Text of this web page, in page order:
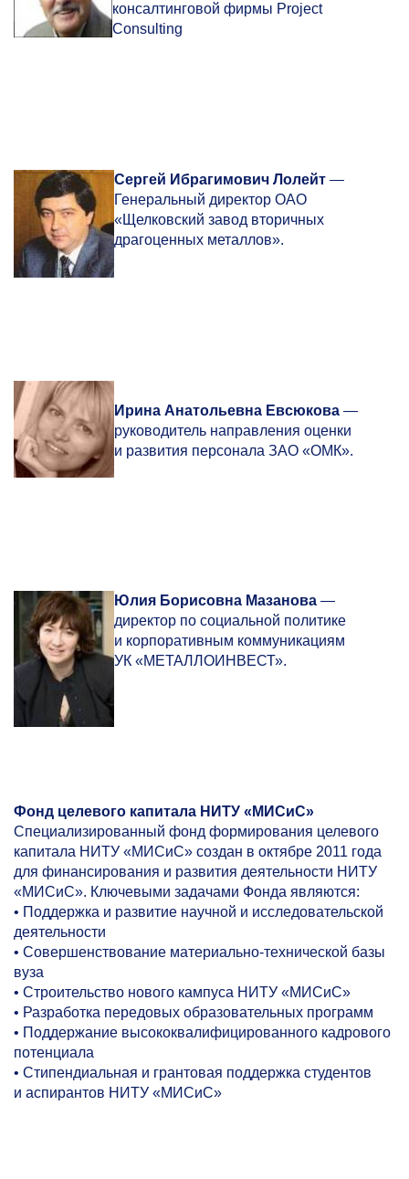
консалтинговой фирмы Project
Consulting
Сергей Ибрагимович Лолейт —
Генеральный директор ОАО
«Щелковский завод вторичных
драгоценных металлов».
Ирина Анатольевна Евсюкова —
руководитель направления оценки
и развития персонала ЗАО «ОМК».
Юлия Борисовна Мазанова —
директор по социальной политике
и корпоративным коммуникациям
УК «МЕТАЛЛОИНВЕСТ».
Фонд целевого капитала НИТУ «МИСиС»
Специализированный фонд формирования целевого
капитала НИТУ «МИСиС» создан в октябре 2011 года
для финансирования и развития деятельности НИТУ
«МИСиС». Ключевыми задачами Фонда являются:
• Поддержка и развитие научной и исследовательской
деятельности
• Совершенствование материально-технической базы
вуза
• Строительство нового кампуса НИТУ «МИСиС»
• Разработка передовых образовательных программ
• Поддержание высококвалифицированного кадрового
потенциала
• Стипендиальная и грантовая поддержка студентов
и аспирантов НИТУ «МИСиС»